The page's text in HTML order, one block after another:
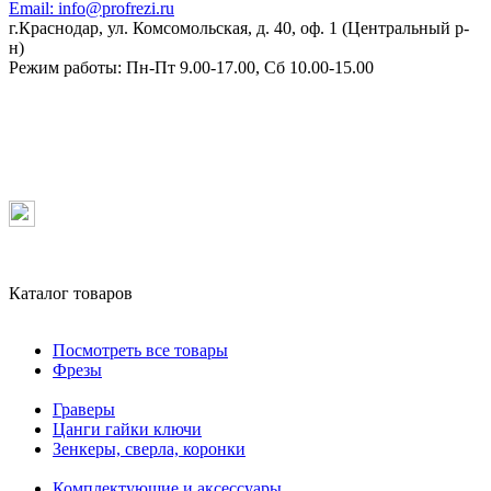
Email: info@profrezi.ru
г.Краснодар, ул. Комсомольская, д. 40, оф. 1 (Центральный р-
н)
Режим работы: Пн-Пт 9.00-17.00, Сб 10.00-15.00
Каталог товаров
Посмотреть все товары
Фрезы
Граверы
Цанги гайки ключи
Зенкеры, сверла, коронки